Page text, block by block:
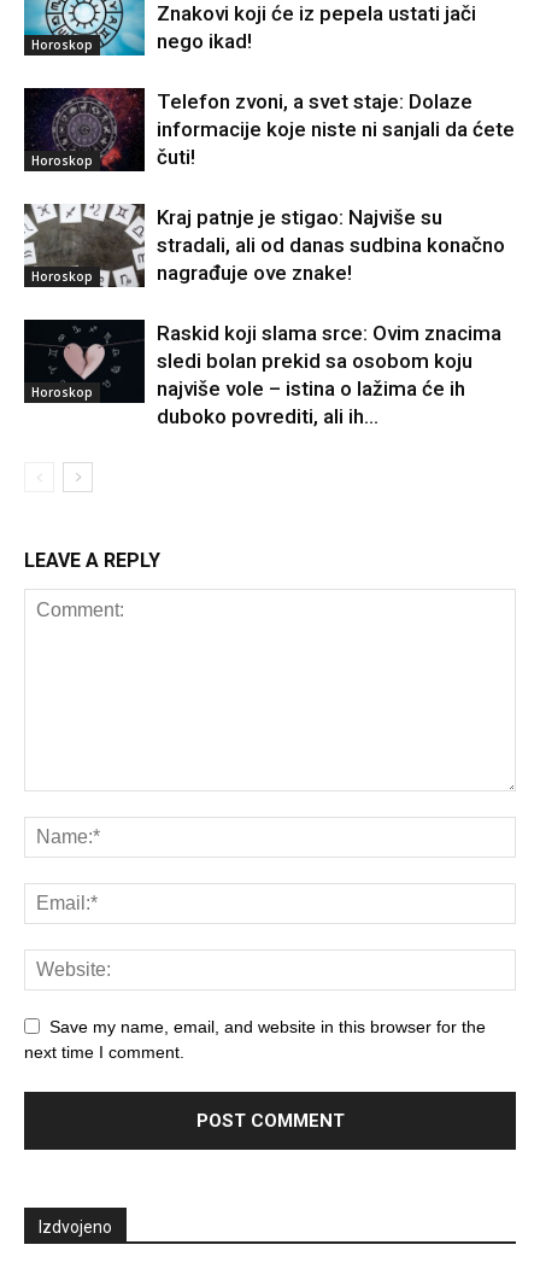
Horoskop
Znakovi koji će iz pepela ustati jači
nego ikad!
Horoskop
Telefon zvoni, a svet staje: Dolaze
informacije koje niste ni sanjali da ćete
čuti!
Horoskop
Kraj patnje je stigao: Najviše su
stradali, ali od danas sudbina konačno
nagrađuje ove znake!
Horoskop
Raskid koji slama srce: Ovim znacima
sledi bolan prekid sa osobom koju
najviše vole – istina o lažima će ih
duboko povrediti, ali ih...
LEAVE A REPLY
Save my name, email, and website in this browser for the
next time I comment.
Izdvojeno